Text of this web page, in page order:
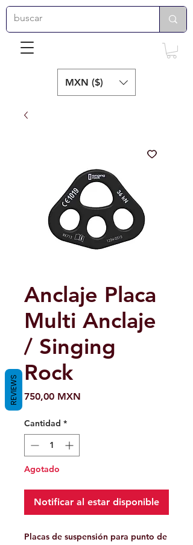
MXN ($)
Anclaje Placa
Multi Anclaje
/ Singing
Rock
750,00 MXN
Cantidad *
Agotado
Notificar al estar disponible
Placas de suspensión para punto de
REVIEWS